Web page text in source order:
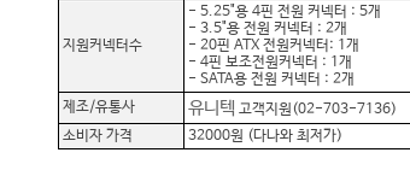
지원커넥터수
- 5.25"용 4핀 전원 커넥터 : 5개
- 3.5"용 전원 커넥터 : 2개
- 20핀 ATX 전원커넥터: 1개
- 4핀 보조전원커넥터 : 1개
- SATA용 전원 커넥터 : 2개
제조/유통사
유니텍 고객지원(02-703-7136)
소비자 가격
32000원 (다나와 최저가)